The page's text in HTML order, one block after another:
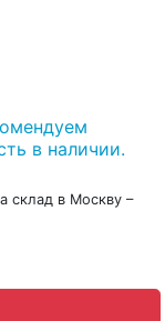
в наличии.
склад в Москву –